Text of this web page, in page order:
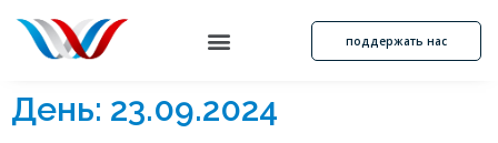
поддержать нас
День: 23.09.2024